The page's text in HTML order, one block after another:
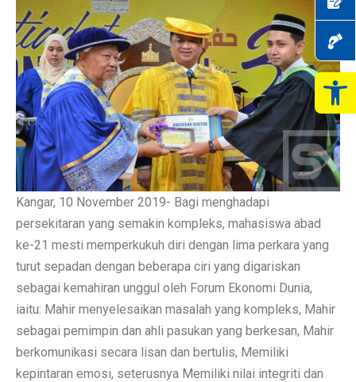
Kangar, 10 November 2019- Bagi menghadapi
persekitaran yang semakin kompleks, mahasiswa abad
ke-21 mesti memperkukuh diri dengan lima perkara yang
turut sepadan dengan beberapa ciri yang digariskan
sebagai kemahiran unggul oleh Forum Ekonomi Dunia,
iaitu: Mahir menyelesaikan masalah yang kompleks, Mahir
sebagai pemimpin dan ahli pasukan yang berkesan, Mahir
berkomunikasi secara lisan dan bertulis, Memiliki
kepintaran emosi, seterusnya Memiliki nilai integriti dan